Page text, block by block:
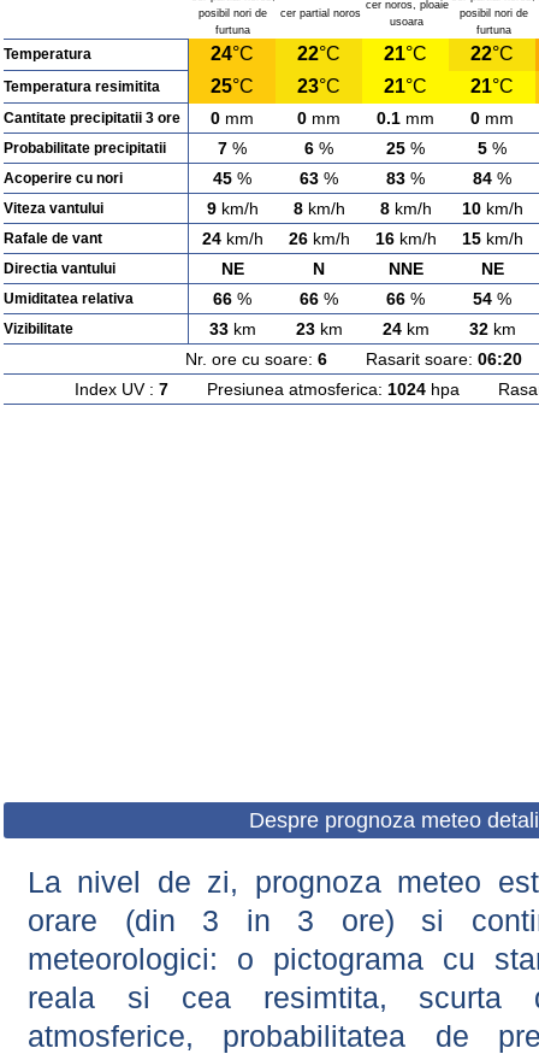
posibil nori de
furtuna
cer partial noros
cer noros, ploaie
usoara
posibil nori de
furtuna
Temperatura 24°C 22°C 21°C 22°C
Temperatura resimitita 25°C 23°C 21°C 21°C
Cantitate precipitatii 3 ore 0 mm 0 mm 0.1 mm 0 mm
Probabilitate precipitatii 7 % 6 % 25 % 5 %
Acoperire cu nori 45 % 63 % 83 % 84 %
Viteza vantului 9km/h 8km/h 8km/h 10km/h
Rafale de vant 24km/h 26km/h 16km/h 15km/h
Directia vantului NE N NNE NE
Umiditatea relativa 66 % 66 % 66 % 54 %
Vizibilitate 33km 23km 24km 32km
Nr. ore cu soare: 6Rasarit soare: 06:20
Index UV : 7Presiunea atmosferica: 1024hpa
Despre prognoza meteo
La nivel de zi, prognoza meteo
orare (din 3 in 3 ore) si
meteorologici: o pictograma cu
reala si cea resimtita, scurta
atmosferice, probabilitatea de